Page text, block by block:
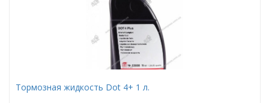
Тормозная жидкость Dot 4+ 1 л.